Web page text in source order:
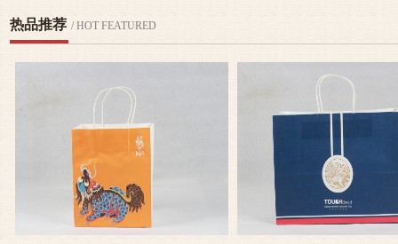
热品推荐 / HOT FEATURED